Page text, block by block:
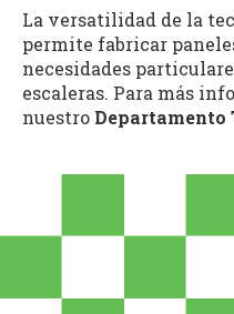
La versatilidad de la
permite fabricar
necesidades
escaleras. Para más
nuestro Departamento